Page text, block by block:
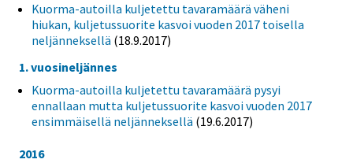
Kuorma-autoilla kuljetettu tavaramäärä väheni
hiukan, kuljetussuorite kasvoi vuoden 2017 toisella
neljänneksellä (18.9.2017)
1. vuosineljännes
Kuorma-autoilla kuljetettu tavaramäärä pysyi
ennallaan mutta kuljetussuorite kasvoi vuoden 2017
ensimmäisellä neljänneksellä (19.6.2017)
2016